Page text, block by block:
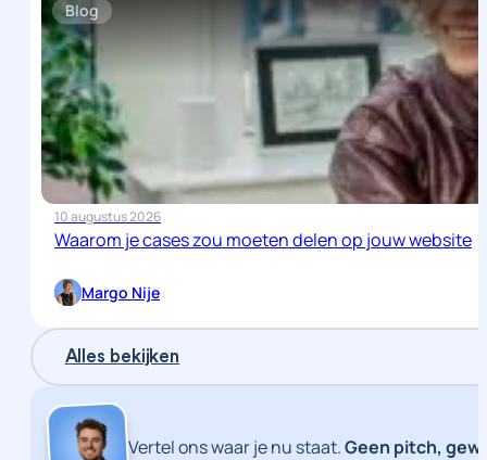
Blog
10 augustus 2026
Waarom je cases zou moeten delen op jouw website
Margo Nije
Alles bekijken
Vertel ons waar je nu staat.Geen pitch,